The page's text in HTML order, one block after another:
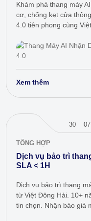
Khám phá thang máy
cơ, chống kẹt cửa
4.0 tiên phong cùng
Xem thêm
30 07
TỔNG HỢP
Dịch vụ bảo trì
SLA < 1H
Dịch vụ bảo trì thang
từ Việt Đông Hải. 10+
tin chọn. Nhận báo giá